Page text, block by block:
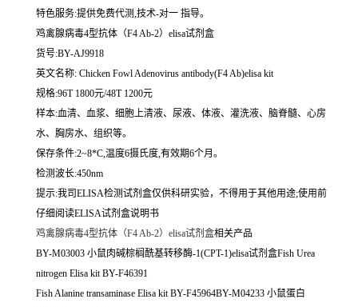
特色服务:提供免费代测,技术-对一 指导。
鸡禽腺病毒4型抗体（F4 Ab-2）elisa试剂盒
货号:BY-AJ9918
英文名称: Chicken Fowl Adenovirus antibody(F4 Ab)elisa kit
规格:96T 1800元/48T 1200元
样本:血清、血浆、细胞上清液、尿液、体液、灌洗液、脑脊髓、心房
水、胸房水、组织等。
保存条件:2~8*C,温度6摄氏度,有效期6个月。
检测波长:450nm
提示:我司ELISA检测试剂盒仅供科研实验，不得用于其他用途;使用前
仔细阅读ELISA试剂盒说明书
鸡禽腺病毒4型抗体（F4 Ab-2）elisa试剂盒相关产品
BY-M03003 小鼠肉碱棕榈酰基转移酶-1(CPT-1)elisa试剂盒Fish Urea
nitrogen Elisa kit BY-F46391
Fish Alanine transaminase Elisa kit BY-F45964BY-M04233 小鼠蛋白